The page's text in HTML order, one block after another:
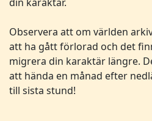
Observera att om världen
att ha gått förlorad och det
migrera din karaktär längre.
att hända en månad efter
till sista stund!